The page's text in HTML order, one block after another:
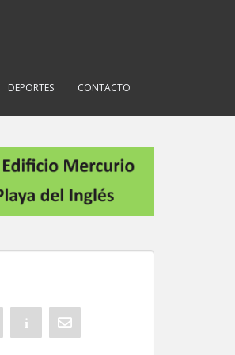
DEPORTES CONTACTO